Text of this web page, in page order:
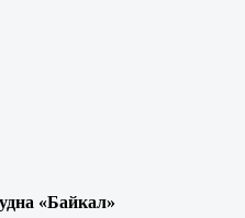
«Байкал»